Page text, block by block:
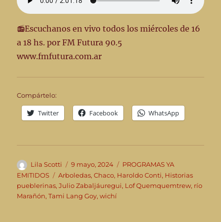
📻Escuchanos en vivo todos los miércoles de 16
a 18 hs. por FM Futura 90.5
www.fmfutura.com.ar
Compártelo:
Twitter Facebook WhatsApp
Autor
Lila Scotti
Publicado
el
9 mayo, 2024 Categorías
PROGRAMAS YA
EMITIDOS
Etiquetas
Arboledas,Chaco, Haroldo Conti, Historias
pueblerinas,Julio Zabaljáuregui, Lof Quemquemtrew, río
Marañón,Tami Lang Goy,wichí